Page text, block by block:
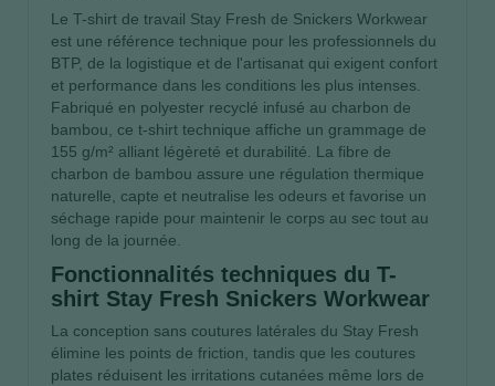
Le T-shirt de travail Stay Fresh de Snickers Workwear
est une référence technique pour les professionnels du
BTP, de la logistique et de l'artisanat qui exigent confort
et performance dans les conditions les plus intenses.
Fabriqué en polyester recyclé infusé au charbon de
bambou, ce t-shirt technique affiche un grammage de
155 g/m² alliant légèreté et durabilité. La fibre de
charbon de bambou assure une régulation thermique
naturelle, capte et neutralise les odeurs et favorise un
séchage rapide pour maintenir le corps au sec tout au
long de la journée.
Fonctionnalités techniques du T-
shirt Stay Fresh Snickers Workwear
La conception sans coutures latérales du Stay Fresh
élimine les points de friction, tandis que les coutures
plates réduisent les irritations cutanées même lors de